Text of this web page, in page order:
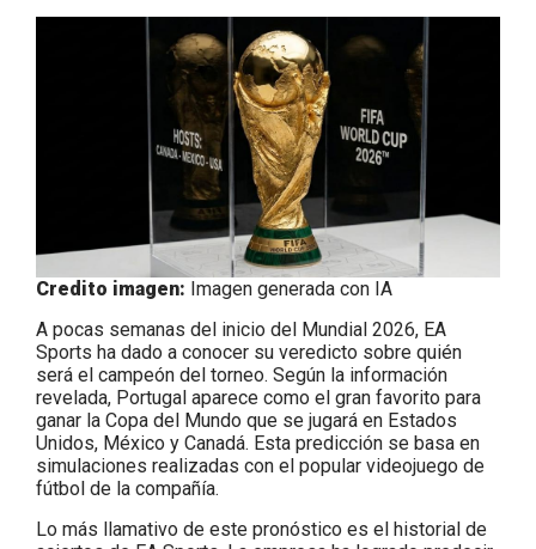
Credito imagen: Imagen generada con IA
A pocas semanas del inicio del Mundial 2026, EA
Sports ha dado a conocer su veredicto sobre quién
será el campeón del torneo. Según la información
revelada, Portugal aparece como el gran favorito para
ganar la Copa del Mundo que se jugará en Estados
Unidos, México y Canadá. Esta predicción se basa en
simulaciones realizadas con el popular videojuego de
fútbol de la compañía.
Lo más llamativo de este pronóstico es el historial de